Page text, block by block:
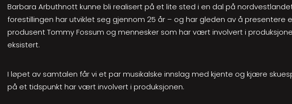
Barbara Arbuthnott kunne bli realisert på et lite sted i en dal på
forestillingen har utviklet seg gjennom 25 år – og har gleden av å
produsent Tommy Fossum og mennesker som har vært involvert i
eksistert.
I løpet av samtalen får vi et par musikalske innslag med kjente og kjære
på et tidspunkt har vært involvert i produksjonen.